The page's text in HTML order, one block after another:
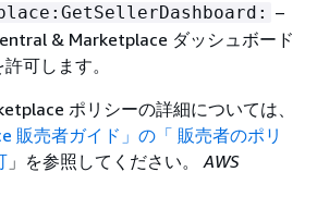
–
& Marketplace ダッシュボード
可します。
ポリシーの詳細については、
販売者ガイド」の「 販売者のポリ
」を参照してください。AWS